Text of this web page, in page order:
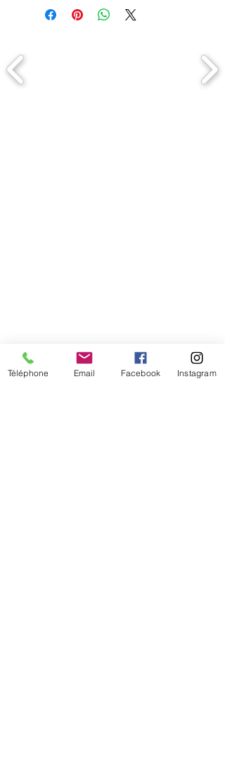
Téléphone Email Facebook Instagram